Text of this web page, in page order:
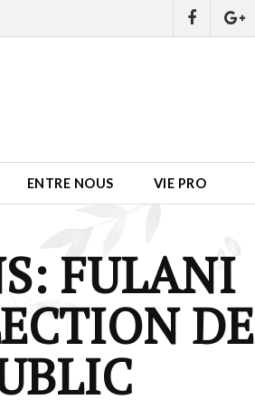
ENTRE NOUS VIE PRO
FULANI
DE